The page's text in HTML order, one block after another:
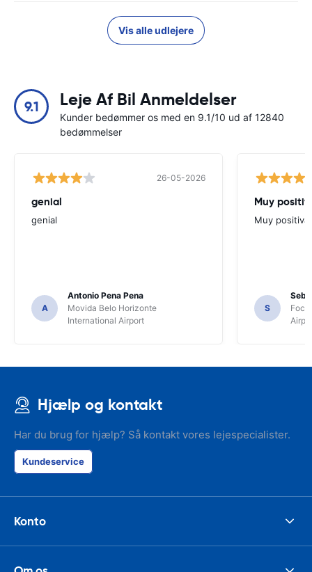
Vis alle udlejere
9.1 Leje Af Bil Anmeldelser
Kunder bedømmer os med en 9.1/10 ud af 12840
bedømmelser
26-05-2026
genial
genial
A
Antonio Pena Pena
Movida Belo Horizonte
International Airport
Muy
Muy positiva
S
Foco
Hjælp og kontakt
Har du brug for hjælp? Så kontakt vores lejespecialister.
Kundeservice
Konto